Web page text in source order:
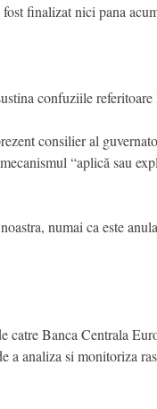
finalizat nici pana
confuziile
consilier al
“aplică sau
numai ca este
Banca Centrala
analiza si monitoriza